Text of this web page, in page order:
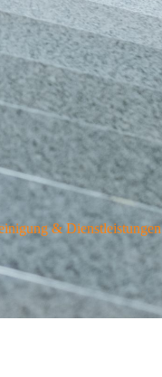
& Dienstleistungen